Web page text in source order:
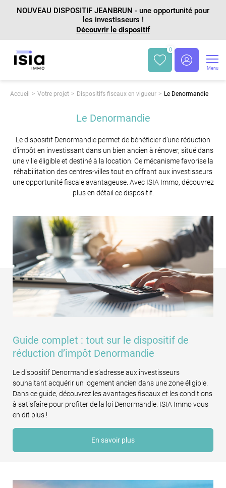
NOUVEAU DISPOSITIF JEANBRUN - une opportunité pour
les investisseurs !
Découvrir le dispositif
0
Menu
Accueil Votre projet Dispositifs fiscaux en vigueur Le Denormandie
Le Denormandie
Le dispositif Denormandie permet de bénéficier d’une réduction
d’impôt en investissant dans un bien ancien à rénover, situé dans
une ville éligible et destiné à la location. Ce mécanisme favorise la
réhabilitation des centres-villes tout en offrant aux investisseurs
une opportunité fiscale avantageuse. Avec ISIA Immo, découvrez
plus en détail ce dispositif.
Guide complet : tout sur le dispositif de
réduction d’impôt Denormandie
Le dispositif Denormandie s’adresse aux investisseurs
souhaitant acquérir un logement ancien dans une zone éligible.
Dans ce guide, découvrez les avantages fiscaux et les conditions
à satisfaire pour profiter de la loi Denormandie. ISIA Immo vous
en dit plus !
En savoir plus